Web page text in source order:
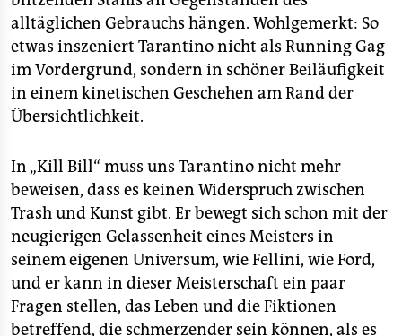
alltäglichen Gebrauchs hängen. Wohlgemerkt: So
etwas inszeniert Tarantino nicht als Running Gag
im Vordergrund, sondern in schöner Beiläufigkeit
in einem kinetischen Geschehen am Rand der
Übersichtlichkeit.
In „Kill Bill“ muss uns Tarantino nicht mehr
beweisen, dass es keinen Widerspruch zwischen
Trash und Kunst gibt. Er bewegt sich schon mit der
neugierigen Gelassenheit eines Meisters in
seinem eigenen Universum, wie Fellini, wie Ford,
und er kann in dieser Meisterschaft ein paar
Fragen stellen, das Leben und die Fiktionen
betreffend, die schmerzender sein können, als es